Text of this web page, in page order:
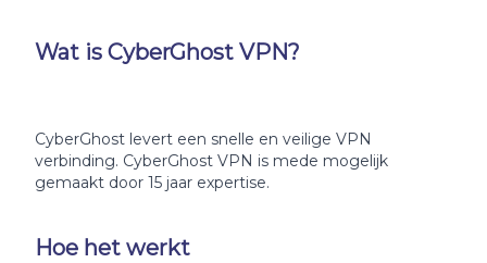
Wat is CyberGhost VPN?
CyberGhost levert een snelle en veilige VPN
verbinding. CyberGhost VPN is mede mogelijk
gemaakt door 15 jaar expertise.
Hoe het werkt